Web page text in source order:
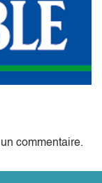
commentaire.